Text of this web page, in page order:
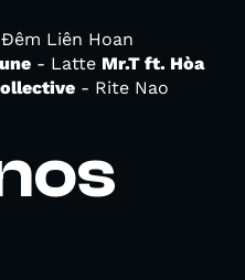
Liên Hoan
- Latte Mr.T ft. Hòa
- Rite Nao